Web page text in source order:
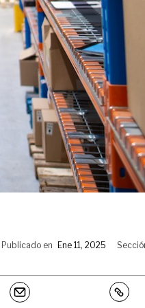
Publicado en Ene 11, 2025